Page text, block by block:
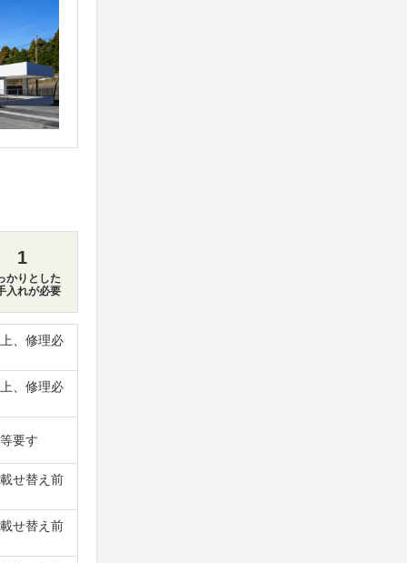
1
かりとした
入れが必要
、修理必
、修理必
要す
せ替え前
せ替え前